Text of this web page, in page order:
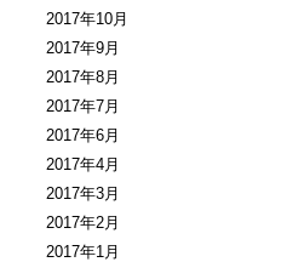
2017年10月
2017年9月
2017年8月
2017年7月
2017年6月
2017年4月
2017年3月
2017年2月
2017年1月